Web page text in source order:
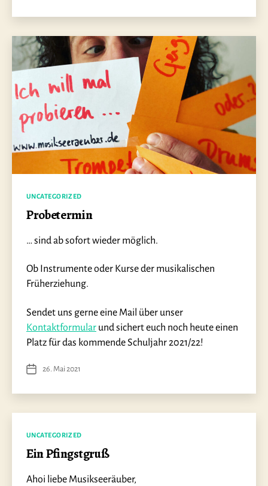
Kategorien
UNCATEGORIZED
Probetermin
… sind ab sofort wieder möglich.
Ob Instrumente oder Kurse der musikalischen
Früherziehung.
Sendet uns gerne eine Mail über unser
Kontaktformular und sichert euch noch heute einen
Platz für das kommende Schuljahr 2021/22!
Veröffentlichungsdatum
26. Mai 2021
Kategorien
UNCATEGORIZED
Ein Pfingstgruß
Ahoi liebe Musikseeräuber,